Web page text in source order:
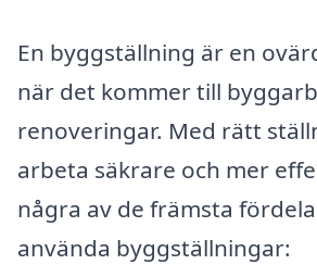
En byggställning är en
när det kommer till
renoveringar. Med rätt
arbeta säkrare och mer
några av de främsta
använda byggställningar: